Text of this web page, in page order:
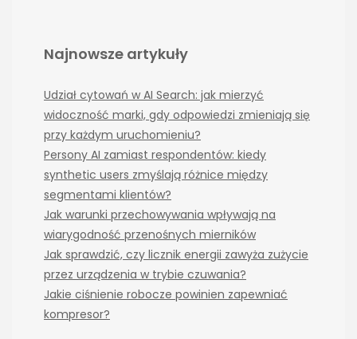
Najnowsze artykuły
Udział cytowań w AI Search: jak mierzyć
widoczność marki, gdy odpowiedzi zmieniają się
przy każdym uruchomieniu?
Persony AI zamiast respondentów: kiedy
synthetic users zmyślają różnice między
segmentami klientów?
Jak warunki przechowywania wpływają na
wiarygodność przenośnych mierników
Jak sprawdzić, czy licznik energii zawyża zużycie
przez urządzenia w trybie czuwania?
Jakie ciśnienie robocze powinien zapewniać
kompresor?